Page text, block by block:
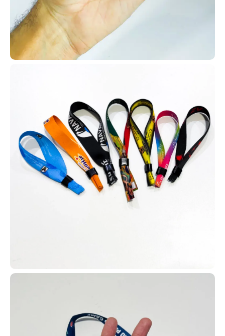
Os cartões em PVC personalizados podem ser aplicados em
diferentes situações, como clubes de benefícios, associações e
planos de saúde, além de controle de acesso e fidelização de
clientes. Muitas empresas utilizam esses cartões como
ferramenta de descontos e premiações internas.
Isso possibilita diversas automações e usos.
Aproveite todas essas possibilidades e crie automações com
cartões em PVC personalizados. Entre em contato e solicite o seu
agora mesmo!
Carteirinha escolar
Para garantir identificação
carteirinhas estudantis em PVC com ou sem tecnologia RFID.
Disponibilizamos vários modelos em nosso site para facilitar a